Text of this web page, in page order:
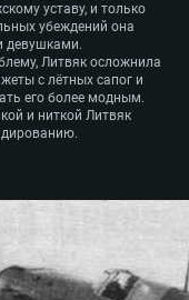
уставу, и только
убеждений она
девушками.
Литвяк осложнила
с лётных сапог и
его более модным.
и ниткой Литвяк